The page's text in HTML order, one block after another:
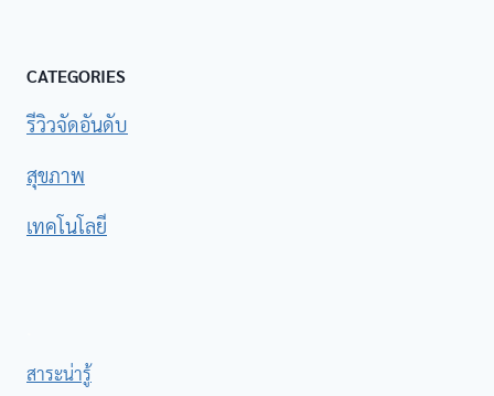
CATEGORIES
รีวิวจัดอันดับ
สุขภาพ
เทคโนโลยี
สาระน่ารู้